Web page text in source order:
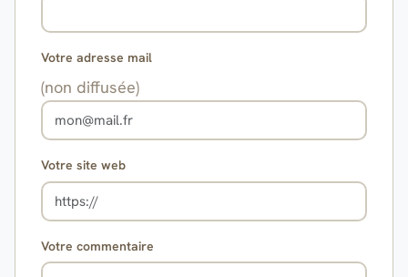
Votre adresse mail
(non diffusée)
Votre site web
Votre commentaire